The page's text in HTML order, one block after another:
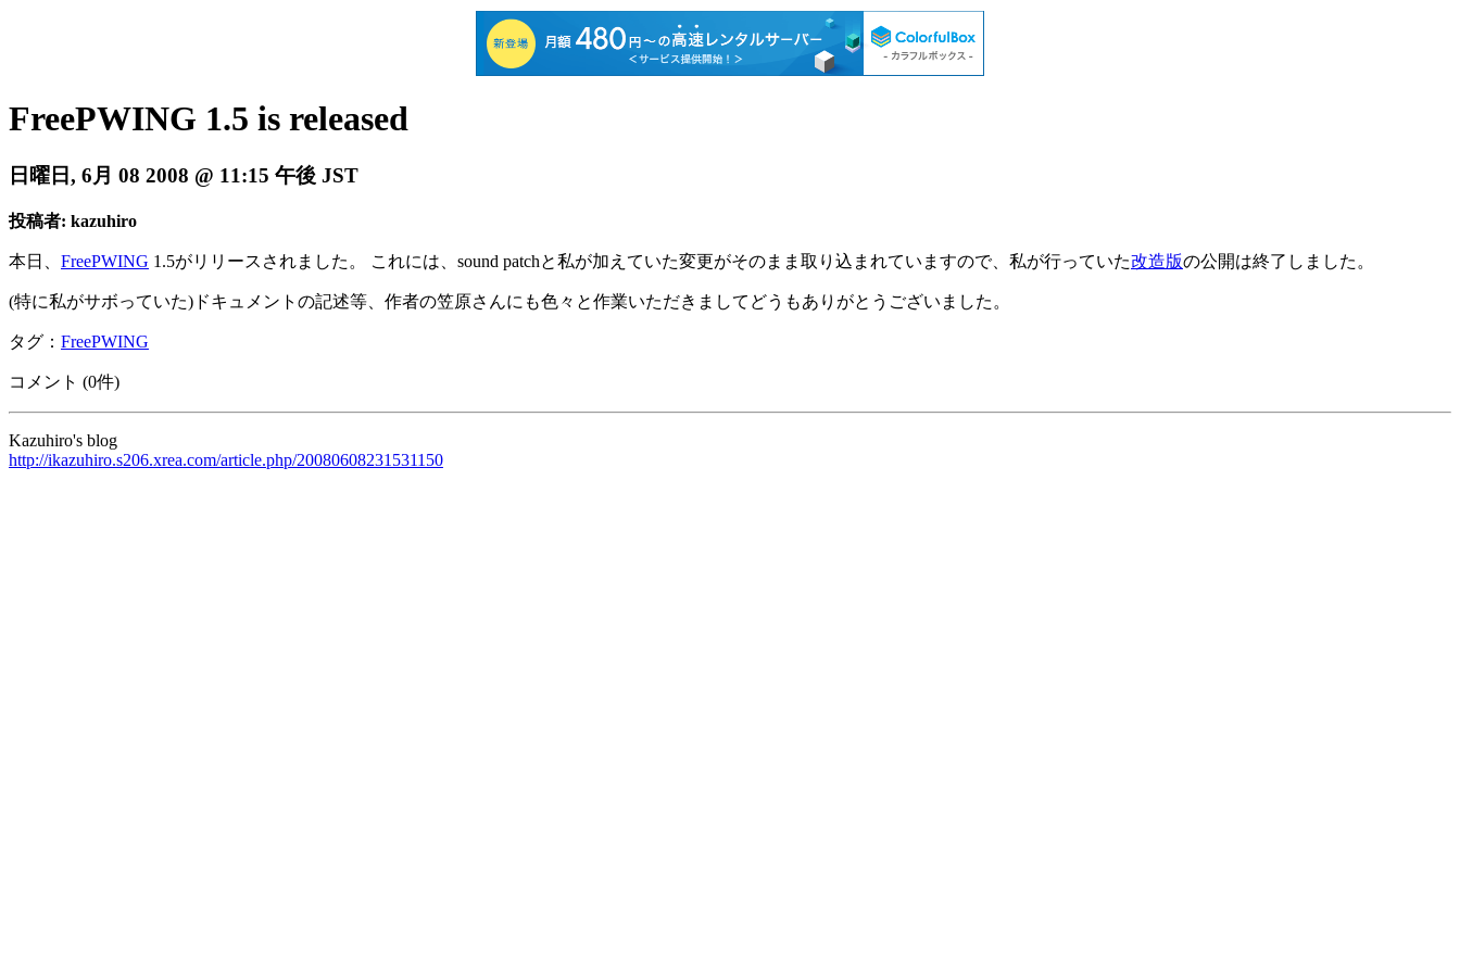
FreePWING 1.5 is released
日曜日, 6月 08 2008 @ 11:15 午後 JST
投稿者: kazuhiro
本日、 FreePWING 1.5がリリースされました。 これには、sound patchと私が加えていた変更がそのまま取り込まれていますので、私が行っていた改造版の公開は終了しました。
(特に私がサボっていた)ドキュメントの記述等、作者の笠原さんにも色々と作業いただきましてどうもありがとうございました。
タグ： FreePWING
コメント (0件)
Kazuhiro's blog
http://ikazuhiro.s206.xrea.com/article.php/20080608231531150